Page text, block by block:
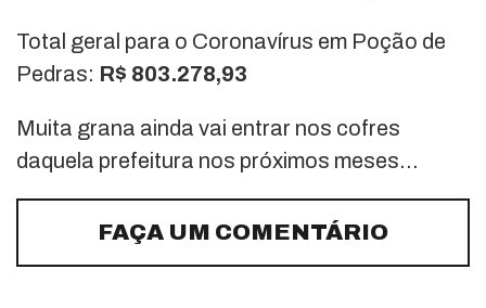
Total geral para o Coronavírus em Poção de
Pedras: R$ 803.278,93
Muita grana ainda vai entrar nos cofres
daquela prefeitura nos próximos meses…
FAÇA UM COMENTÁRIO